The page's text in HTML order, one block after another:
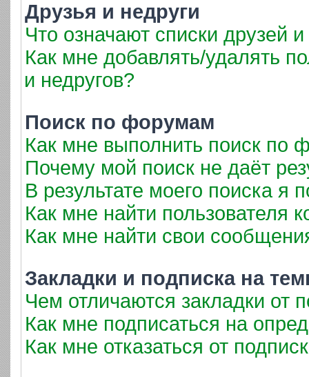
Друзья и недруги
Что означают списки друзей и
Как мне добавлять/удалять
и недругов?
Поиск по форумам
Как мне выполнить поиск по
Почему мой поиск не даёт
В результате моего поиска я
Как мне найти пользователя
Как мне найти свои
Закладки и подписка на
Чем отличаются закладки от
Как мне подписаться на
Как мне отказаться от